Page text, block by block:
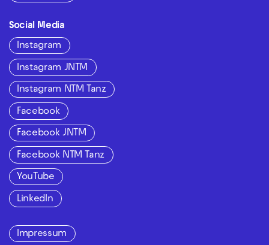
Social Media
Instagram
Instagram JNTM
Instagram NTM Tanz
Facebook
Facebook JNTM
Facebook NTM Tanz
YouTube
LinkedIn
Impressum